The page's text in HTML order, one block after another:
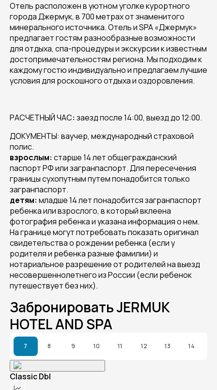
Отель расположен в уютном уголке курортного
города Джермук, в 700 метрах от знаменитого
минерального источника. Отель и SPA «Джермук»
предлагает гостям разнообразные возможности
для отдыха, спа-процедуры и экскурсии к известным
достопримечательностям региона. Мы подходим к
каждому гостю индивидуально и предлагаем лучшие
условия для роскошного отдыха и оздоровления.
РАСЧЕТНЫЙ ЧАС: заезд после 14:00, выезд до 12:00.
ДОКУМЕНТЫ: ваучер, международный страховой
полис.
взрослым: старше 14 лет общегражданский
паспорт РФ или загранпаспорт. Для пересечения
границы сухопутным путем понадобится только
загранпаспорт.
детям: младше 14 лет понадобится загранпаспорт
ребенка или взрослого, в который вклеена
фотография ребенка и указана информация о нем.
На границе могут потребовать показать оригинал
свидетельства о рождении ребенка (если у
родителя и ребенка разные фамилии) и
нотариальное разрешение от родителей на выезд
несовершеннолетнего из России (если ребенок
путешествует без них).
Забронировать JERMUK
HOTEL AND SPA
7 8 9 10 11 12 13 14
Classic Dbl